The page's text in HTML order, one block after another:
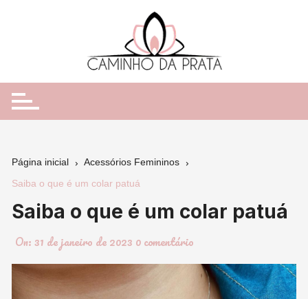
Página inicial
Acessórios Femininos
Saiba o que é um colar patuá
Saiba o que é um colar patuá
On:31 de janeiro de 2023 0 comentário